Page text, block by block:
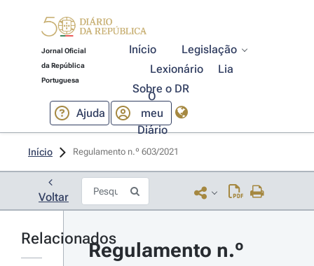
Jornal Oficial
da República
Portuguesa
Início
Legislação
Lexionário
Lia
Sobre o DR
Ajuda
O
meu
Diário
Início Regulamento n.º 603/2021
Voltar
Relacionados
Regulamento n.º